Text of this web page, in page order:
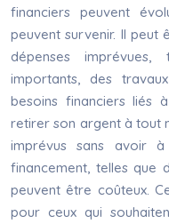
financiers peuvent
peuvent survenir. Il
dépenses
importants, des
besoins financiers liés
retirer son argent à tout
imprévus sans avoir
financement, telles que
peuvent être coûteux.
pour ceux qui